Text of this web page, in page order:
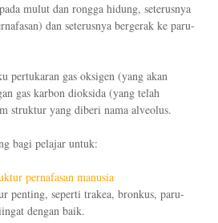
mulut dan rongga hidung, seterusnya
dan seterusnya bergerak ke paru-
pertukaran gas oksigen (yang akan
gas karbon dioksida (yang telah
struktur yang diberi nama alveolus.
bagi pelajar untuk:
pernafasan manusia
penting, seperti trakea, bronkus, paru-
dengan baik.